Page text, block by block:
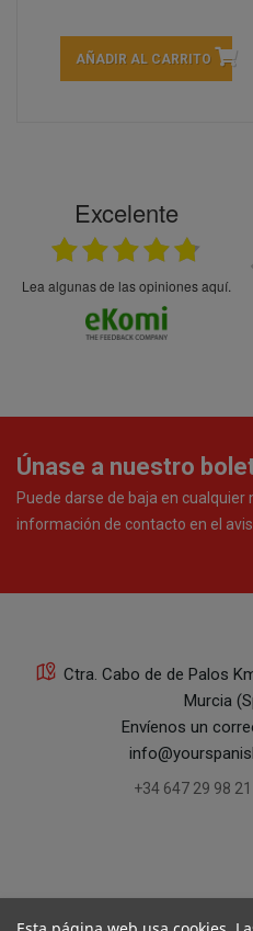
AÑADIR AL CARRITO
Excelente
Lea algunas de las opiniones aquí.
Únase a nuestro
Puede darse de baja en
información de contacto en el
Ctra. Cabo de de Palos
Murcia
Envíenos un
+34 647 29 98